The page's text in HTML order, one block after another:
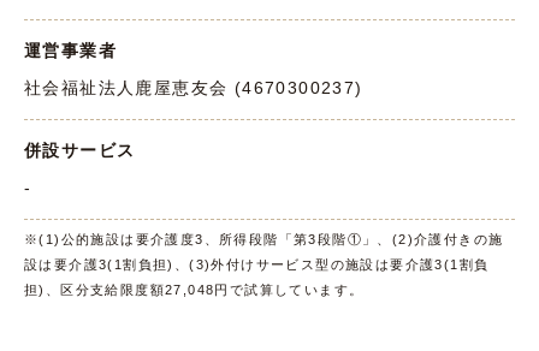
運営事業者
社会福祉法人鹿屋恵友会 (4670300237)
併設サービス
-
※(1)公的施設は要介護度3、所得段階「第3段階①」、(2)介護付きの施
設は要介護3(1割負担)、(3)外付けサービス型の施設は要介護3(1割負
担)、区分支給限度額27,048円で試算しています。